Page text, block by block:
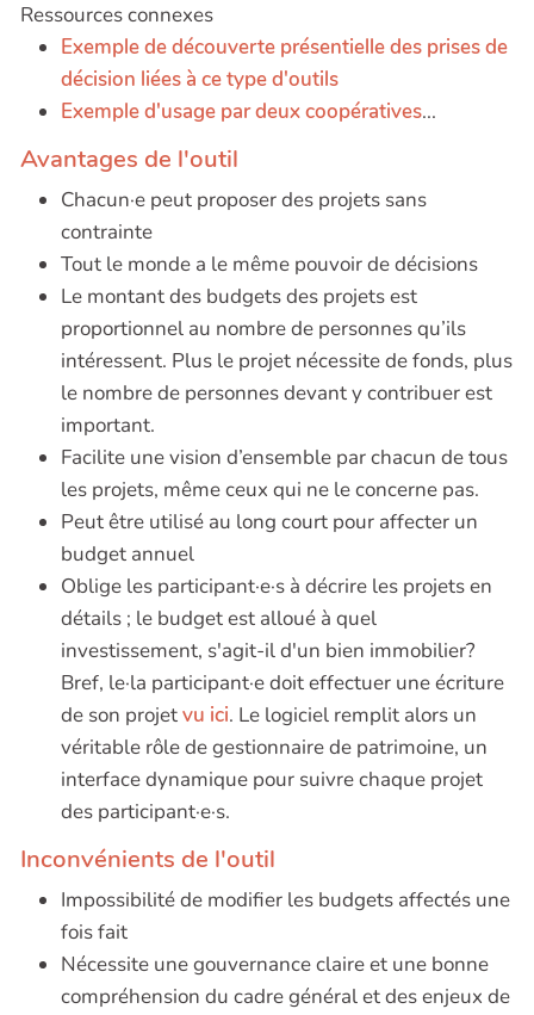
Ressources connexes
Exemple de découverte présentielle des prises de
décision liées à ce type d'outils
Exemple d'usage par deux coopératives...
Avantages de l'outil
Chacun·e peut proposer des projets sans
contrainte
Tout le monde a le même pouvoir de décisions
Le montant des budgets des projets est
proportionnel au nombre de personnes qu’ils
intéressent. Plus le projet nécessite de fonds, plus
le nombre de personnes devant y contribuer est
important.
Facilite une vision d’ensemble par chacun de tous
les projets, même ceux qui ne le concerne pas.
Peut être utilisé au long court pour affecter un
budget annuel
Oblige les participant·e·s à décrire les projets en
détails ; le budget est alloué à quel
investissement, s'agit-il d'un bien immobilier?
Bref, le·la participant·e doit effectuer une écriture
de son projetvu ici. Le logiciel remplit alors un
véritable rôle de gestionnaire de patrimoine, un
interface dynamique pour suivre chaque projet
des participant·e·s.
Inconvénients de l'outil
Impossibilité de modifier les budgets affectés une
fois fait
Nécessite une gouvernance claire et une bonne
compréhension du cadre général et des enjeux de